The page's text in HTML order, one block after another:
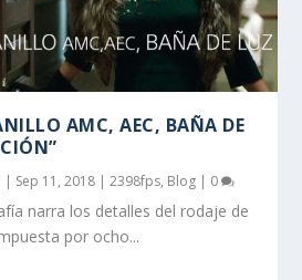
AMC, AEC, BAÑA DE
| Sep 11, 2018 |2398fps, Blog | 0
narra los detalles del rodaje de
por ocho...